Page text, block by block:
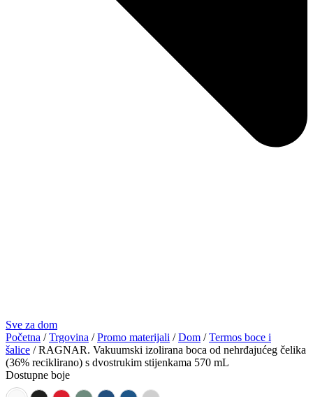
Sve za dom
Početna /Trgovina /Promo materijali /Dom /Termos boce i
šalice / RAGNAR. Vakuumski izolirana boca od nehrđajućeg čelika
(36% reciklirano) s dvostrukim stijenkama 570 mL
Dostupne boje